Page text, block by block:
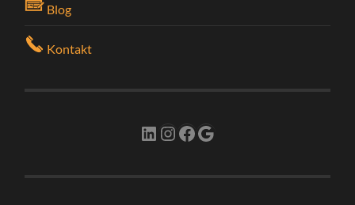
Blog
Kontakt
LinkedIn
Instagram
Facebook
Google